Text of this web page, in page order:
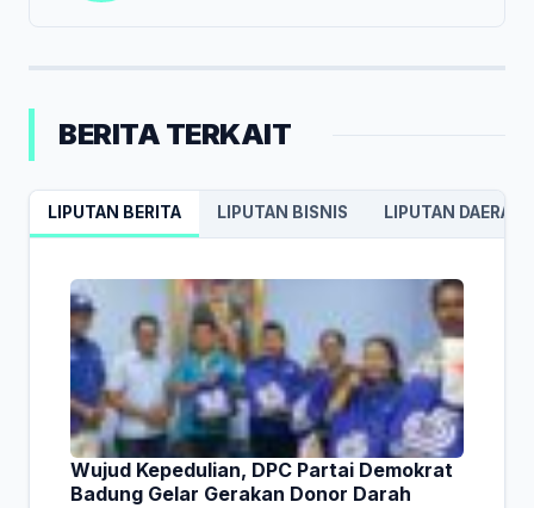
BERITA TERKAIT
LIPUTAN BERITA LIPUTAN BISNIS LIPUTAN DAERAH
Wujud Kepedulian, DPC Partai Demokrat
Badung Gelar Gerakan Donor Darah